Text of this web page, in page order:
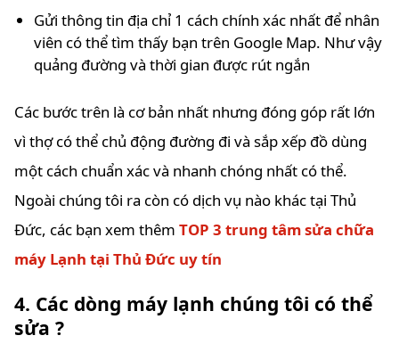
Gửi thông tin địa chỉ 1 cách chính xác nhất để nhân
viên có thể tìm thấy bạn trên Google Map. Như vậy
quảng đường và thời gian được rút ngắn
Các bước trên là cơ bản nhất nhưng đóng góp rất lớn
vì thợ có thể chủ động đường đi và sắp xếp đồ dùng
một cách chuẩn xác và nhanh chóng nhất có thể.
Ngoài chúng tôi ra còn có dịch vụ nào khác tại Thủ
Đức, các bạn xem thêm TOP 3 trung tâm sửa chữa
máy Lạnh tại Thủ Đức uy tín
4. Các dòng máy lạnh chúng tôi có thể
sửa ?